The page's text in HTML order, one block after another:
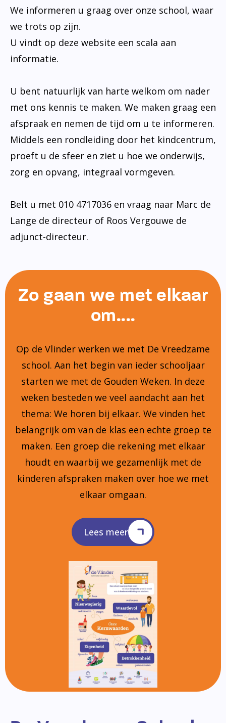
We informeren u graag over onze school, waar
we trots op zijn.
U vindt op deze website een scala aan
informatie.
U bent natuurlijk van harte welkom om nader
met ons kennis te maken. We maken graag een
afspraak en nemen de tijd om u te informeren.
Middels een rondleiding door het kindcentrum,
proeft u de sfeer en ziet u hoe we onderwijs,
zorg en opvang, integraal vormgeven.
Belt u met 010 4717036 en vraag naar Marc de
Lange de directeur of Roos Vergouwe de
adjunct-directeur.
Zo gaan we met elkaar
om....
Op de Vlinder werken we met De Vreedzame
school. Aan het begin van ieder schooljaar
starten we met de Gouden Weken. In deze
weken besteden we veel aandacht aan het
thema: We horen bij elkaar. We vinden het
belangrijk om van de klas een echte groep te
maken. Een groep die rekening met elkaar
houdt en waarbij we gezamenlijk met de
kinderen afspraken maken over hoe we met
elkaar omgaan.
Lees meer